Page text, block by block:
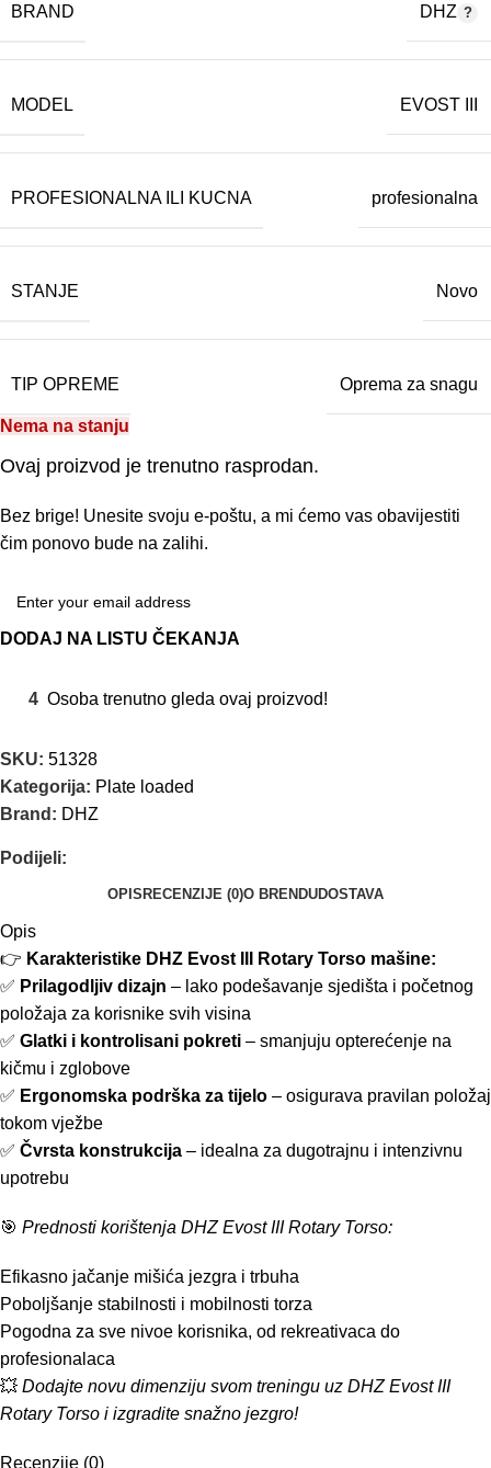
BRAND DHZ
MODEL EVOST III
PROFESIONALNA ILI KUCNA profesionalna
STANJE Novo
TIP OPREME Oprema za snagu
Nema na stanju
Ovaj proizvod je trenutno rasprodan.
Bez brige! Unesite svoju e-poštu, a mi ćemo vas obavijestiti
čim ponovo bude na zalihi.
DODAJ NA LISTU ČEKANJA
4 Osoba trenutno gleda ovaj proizvod!
SKU: 51328
Kategorija: Plate loaded
Brand: DHZ
Podijeli:
OPIS RECENZIJE (0)O BRENDUDOSTAVA
Opis
👉 Karakteristike DHZ Evost III Rotary Torso mašine:
✅ Prilagodljiv dizajn – lako podešavanje sjedišta i početnog
položaja za korisnike svih visina
✅ Glatki i kontrolisani pokreti – smanjuju opterećenje na
kičmu i zglobove
✅ Ergonomska podrška za tijelo – osigurava pravilan položaj
tokom vježbe
✅ Čvrsta konstrukcija – idealna za dugotrajnu i intenzivnu
upotrebu
🎯 Prednosti korištenja DHZ Evost III Rotary Torso:
Efikasno jačanje mišića jezgra i trbuha
Poboljšanje stabilnosti i mobilnosti torza
Pogodna za sve nivoe korisnika, od rekreativaca do
profesionalaca
💥 Dodajte novu dimenziju svom treningu uz DHZ Evost III
Rotary Torso i izgradite snažno jezgro!
Recenzije (0)